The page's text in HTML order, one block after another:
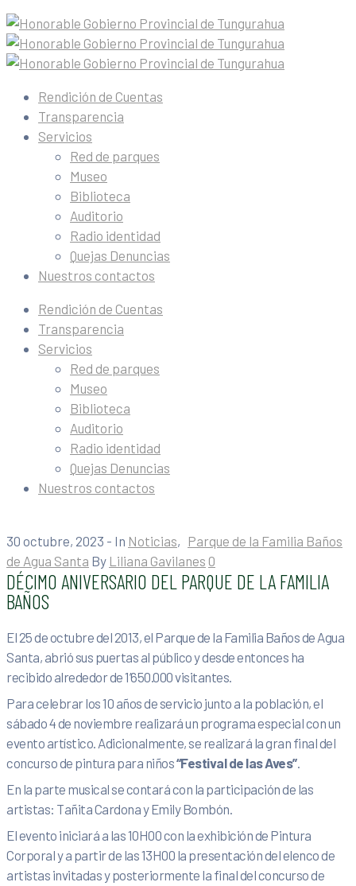
Rendición de Cuentas
Transparencia
Servicios
Red de parques
Museo
Biblioteca
Auditorio
Radio identidad
Quejas Denuncias
Nuestros contactos
Rendición de Cuentas
Transparencia
Servicios
Red de parques
Museo
Biblioteca
Auditorio
Radio identidad
Quejas Denuncias
Nuestros contactos
30 octubre, 2023 - In Noticias‚ Parque de la Familia Baños
de Agua Santa By Liliana Gavilanes 0
DÉCIMO ANIVERSARIO DEL PARQUE DE LA FAMILIA
BAÑOS
El 25 de octubre del 2013, el Parque de la Familia Baños de Agua
Santa, abrió sus puertas al público y desde entonces ha
recibido alrededor de 1’650.000 visitantes.
Para celebrar los 10 años de servicio junto a la población, el
sábado 4 de noviembre realizará un programa especial con un
evento artístico. Adicionalmente, se realizará la gran final del
concurso de pintura para niños“Festival de las Aves”.
En la parte musical se contará con la participación de las
artistas: Tañita Cardona y Emily Bombón.
El evento iniciará a las 10H00 con la exhibición de Pintura
Corporal y a partir de las 13H00 la presentación del elenco de
artistas invitadas y posteriormente la final del concurso de